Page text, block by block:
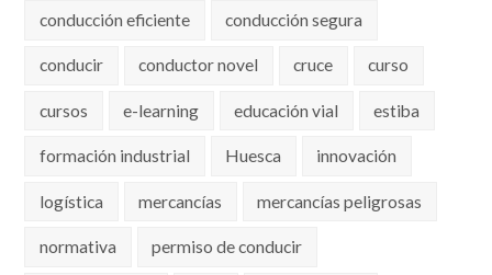
conducción eficiente conducción segura
conducir conductor novel cruce curso
cursos e-learning educación vial estiba
formación industrial Huesca innovación
logística mercancías mercancías peligrosas
normativa permiso de conducir